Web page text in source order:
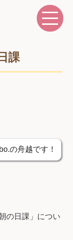
課
の舟越です！
の日課」につい